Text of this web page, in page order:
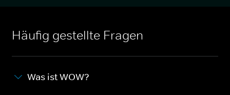
Häufig gestellte Fragen
Was ist WOW?